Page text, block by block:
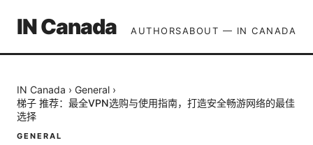
IN Canada AUTHORSABOUT — IN CANADA
IN Canada › General ›
梯子 推荐：最全VPN选购与使用指南，打造安全畅游网络的最佳
选择
GENERAL